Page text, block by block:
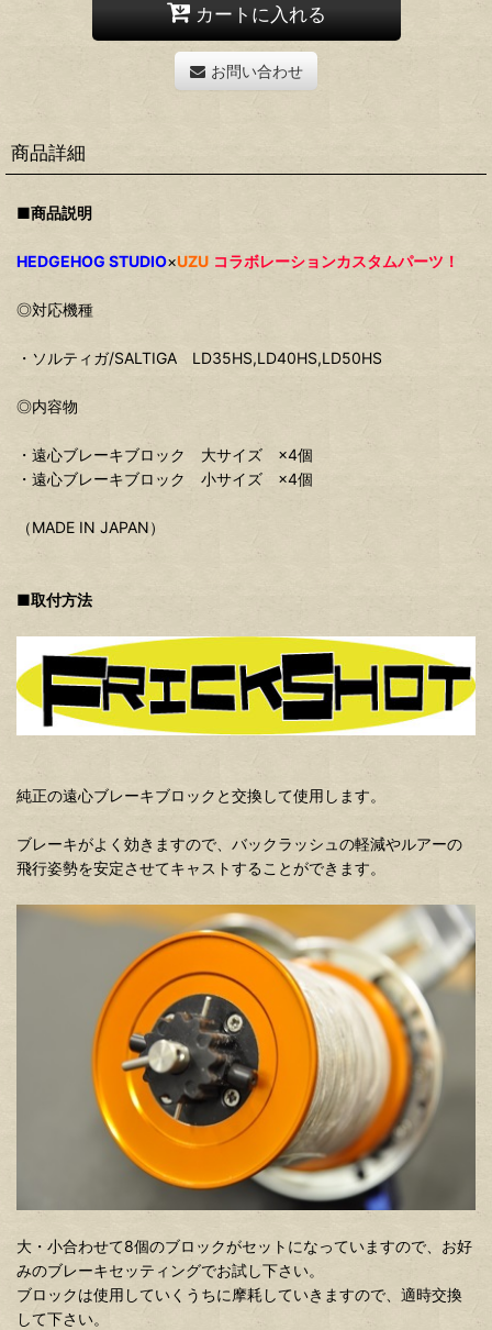
カートに入れる
お問い合わせ
商品詳細
■商品説明
HEDGEHOG STUDIO×UZU コラボレーションカスタムパーツ！
◎対応機種
・ソルティガ/SALTIGA LD35HS,LD40HS,LD50HS
◎内容物
・遠心ブレーキブロック 大サイズ ×4個
・遠心ブレーキブロック 小サイズ ×4個
（MADE IN JAPAN）
■取付方法
純正の遠心ブレーキブロックと交換して使用します。
ブレーキがよく効きますので、バックラッシュの軽減やルアーの
飛行姿勢を安定させてキャストすることができます。
大・小合わせて8個のブロックがセットになっていますので、お好
みのブレーキセッティングでお試し下さい。
ブロックは使用していくうちに摩耗していきますので、適時交換
して下さい。